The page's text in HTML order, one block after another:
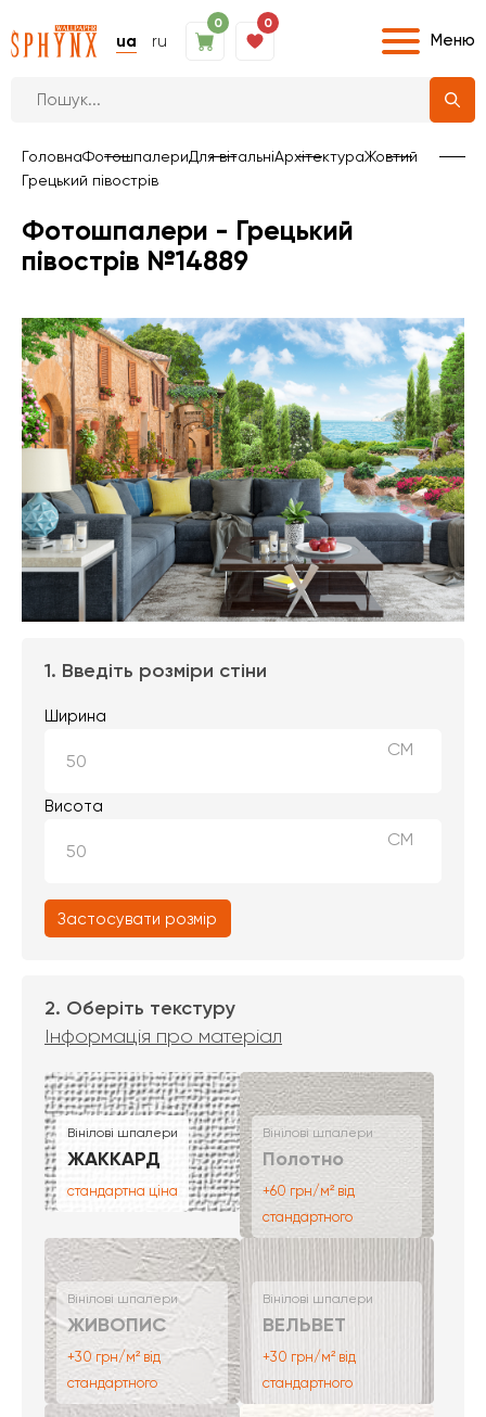
ua ru
0 0
Меню
ГоловнаФотошпалериДля вітальніАрхітектураЖовтий
Грецький півострів
Фотошпалери - Грецький
півострів №14889
1. Введіть розміри стіни
Ширина
СМ
Висота
СМ
Застосувати розмір
2. Оберіть текстуру
Інформація про матеріал
Вінілові шпалери
ЖАККАРД
стандартна ціна
Вінілові шпалери
Полотно
+60 грн/м² від
стандартного
Вінілові шпалери
ЖИВОПИС
+30 грн/м² від
стандартного
Вінілові шпалери
ВЕЛЬВЕТ
+30 грн/м² від
стандартного